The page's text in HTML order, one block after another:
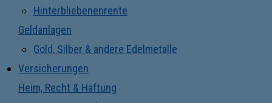
Hinterbliebenenrente
Geldanlagen
Gold, Silber & andere Edelmetalle
Versicherungen
Heim, Recht & Haftung